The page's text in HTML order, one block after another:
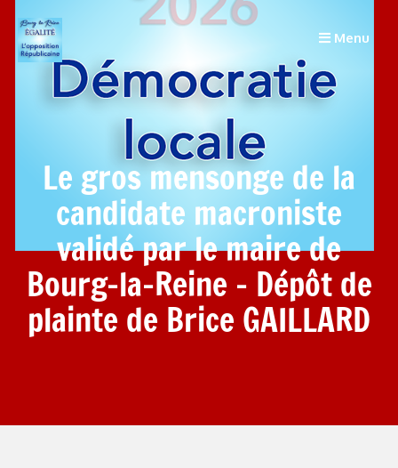
Menu
Le gros mensonge de la
candidate macroniste
validé par le maire de
Bourg-la-Reine – Dépôt de
plainte de Brice GAILLARD